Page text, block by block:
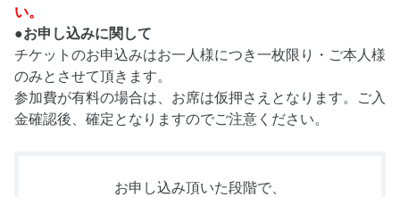
い。
●お申し込みに関して
チケットのお申込みはお一人様につき一枚限り・ご本人様
のみとさせて頂きます。
参加費が有料の場合は、お席は仮押さえとなります。ご入
金確認後、確定となりますのでご注意ください。
お申し込み頂いた段階で、